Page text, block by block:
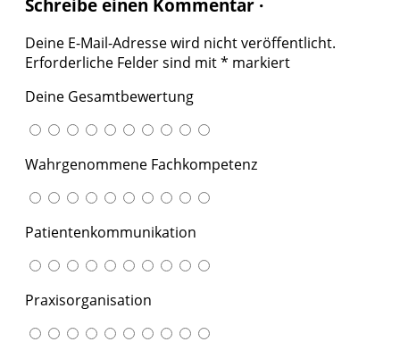
Schreibe einen Kommentar ·
Deine E-Mail-Adresse wird nicht veröffentlicht.
Erforderliche Felder sind mit* markiert
Deine Gesamtbewertung
Wahrgenommene Fachkompetenz
Patientenkommunikation
Praxisorganisation